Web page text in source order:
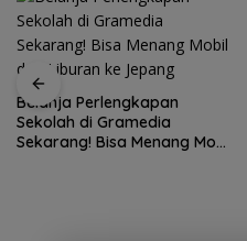
Belanja Perlengkapan
Sekolah di Gramedia
Sekarang! Bisa Menang Mobil